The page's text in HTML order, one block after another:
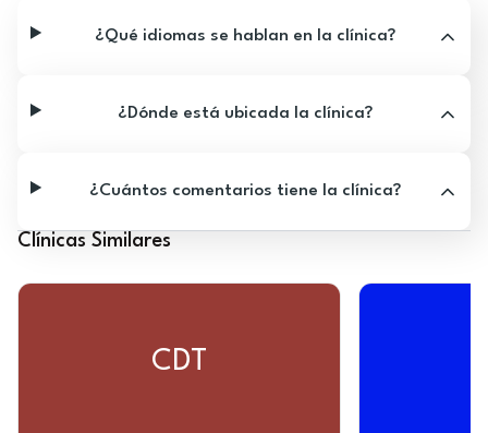
¿Qué idiomas se hablan en la clínica?
¿Dónde está ubicada la clínica?
¿Cuántos comentarios tiene la clínica?
Clínicas Similares
CDT